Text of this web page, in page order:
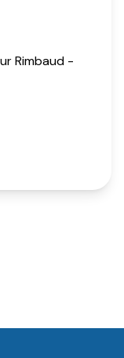
Rimbaud -